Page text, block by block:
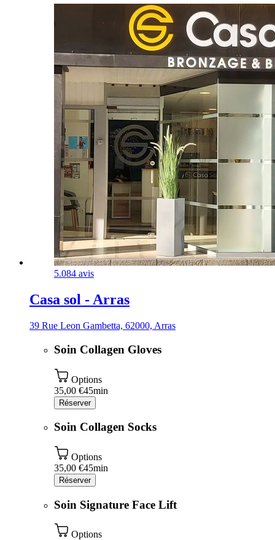
5.084 avis
Casa sol - Arras
39 Rue Leon Gambetta, 62000, Arras
Soin Collagen Gloves
Options
35,00 €45min
Réserver
Soin Collagen Socks
Options
35,00 €45min
Réserver
Soin Signature Face Lift
Options